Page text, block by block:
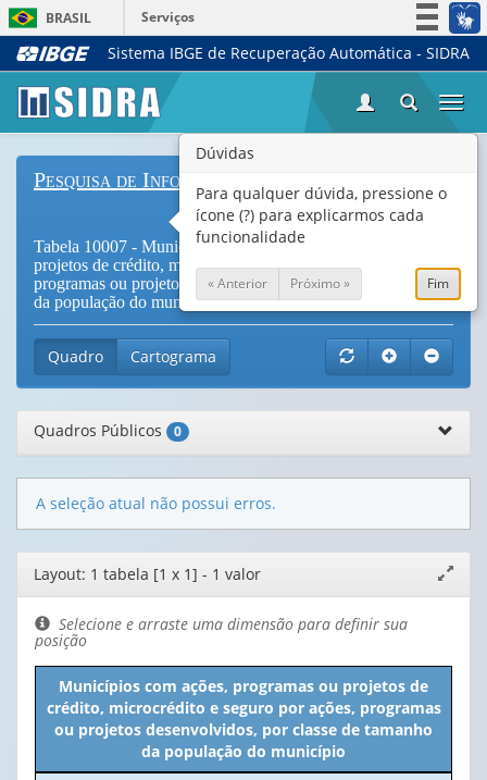
BRASIL
Serviços
Simplifique!
Acesso à informação
Canais
Sistema IBGE de Recuperação Automática - SIDRA
Pesquisa de Informações Básicas Municipais
Tabela 10007 - Municípios com ações, programas ou
projetos de crédito, microcrédito e seguro por ações,
programas ou projetos desenvolvidos, por classe de tamanho
da população do município
Quadro Cartograma
Quadros Públicos 0
A seleção atual não possui erros.
Editor
de
layout
janela
Layout: 1 tabela [1 x 1] - 1 valor
Selecione e arraste uma dimensão para definir sua
posição
Municípios com ações, programas ou projetos de
crédito, microcrédito e seguro por ações, programas
ou projetos desenvolvidos, por classe de tamanho
da população do município
Dúvidas
Para qualquer dúvida, pressione o
ícone (?) para explicarmos cada
funcionalidade
« Anterior Próximo » Fim